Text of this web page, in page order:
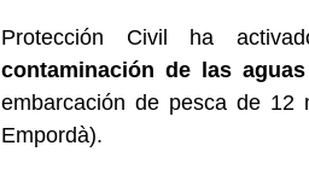
Protección Civil ha
contaminación de las
embarcación de pesca de 12
Empordà).